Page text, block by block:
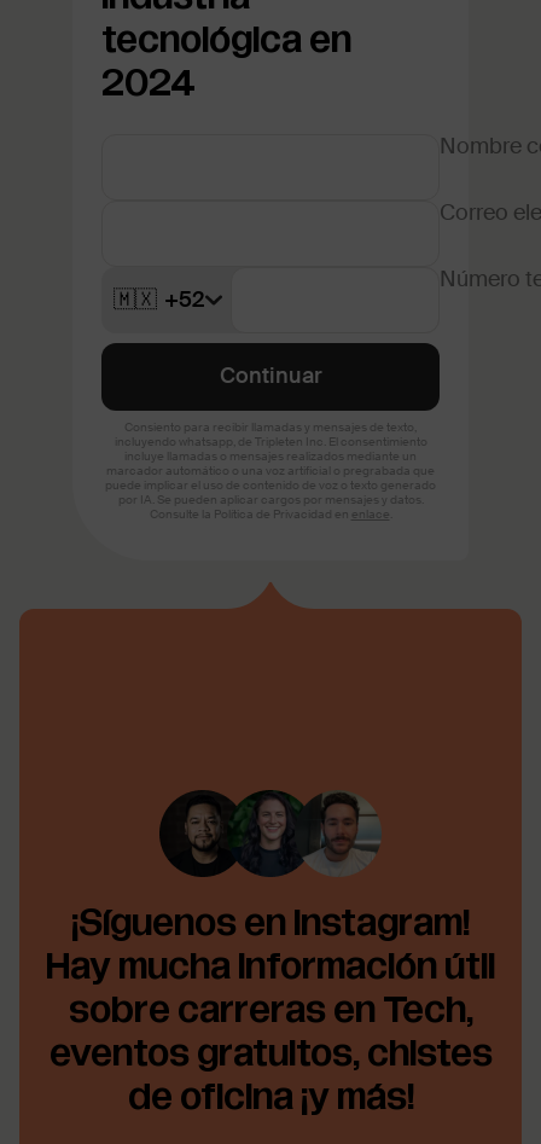
tecnológica en
2024
¡Síguenos en Instagram!
Hay mucha información útil
sobre carreras en Tech,
eventos gratuitos, chistes
de oficina ¡y más!